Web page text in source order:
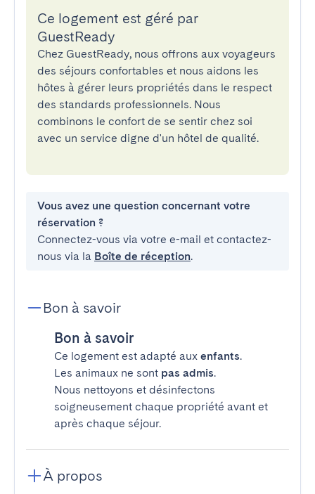
Ce logement est géré par
GuestReady
Chez GuestReady, nous offrons aux voyageurs
des séjours confortables et nous aidons les
hôtes à gérer leurs propriétés dans le respect
des standards professionnels. Nous
combinons le confort de se sentir chez soi
avec un service digne d'un hôtel de qualité.
Vous avez une question concernant votre
réservation ?
Connectez-vous via votre e-mail et contactez-
nous via la Boîte de réception.
Bon à savoir
Bon à savoir
Ce logement est adapté aux enfants.
Les animaux ne sont pas admis.
Nous nettoyons et désinfectons
soigneusement chaque propriété avant et
après chaque séjour.
À propos